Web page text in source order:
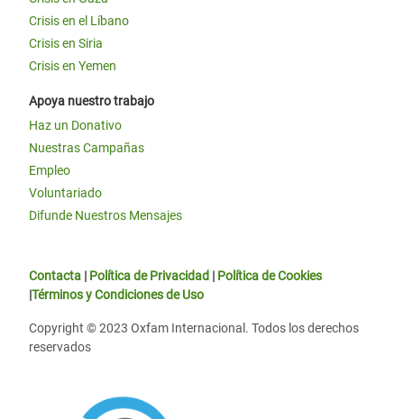
Crisis en el Líbano
Crisis en Siria
Crisis en Yemen
Apoya nuestro trabajo
Haz un Donativo
Nuestras Campañas
Empleo
Voluntariado
Difunde Nuestros Mensajes
Contacta | Política de Privacidad | Política de Cookies
|Términos y Condiciones de Uso
Copyright © 2023 Oxfam Internacional. Todos los derechos
reservados